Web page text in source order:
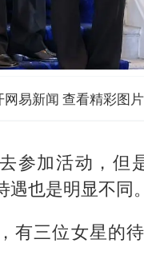
网易新闻 查看精彩图片
参加活动，但
也是明显不同。
有三位女星的